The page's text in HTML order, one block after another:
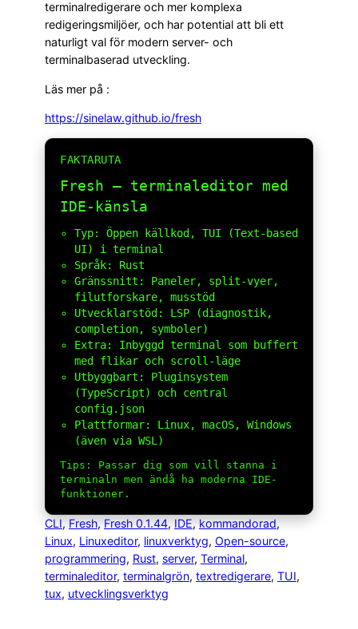
terminalredigerare och mer komplexa
redigeringsmiljöer, och har potential att bli ett
naturligt val för modern server- och
terminalbaserad utveckling.
Läs mer på :
https://sinelaw.github.io/fresh
FAKTARUTA
Fresh – terminaleditor med
IDE-känsla
Typ: Öppen källkod, TUI (Text-based
UI) i terminal
Språk: Rust
Gränssnitt: Paneler, split-vyer,
filutforskare, musstöd
Utvecklarstöd: LSP (diagnostik,
completion, symboler)
Extra: Inbyggd terminal som buffert
med flikar och scroll-läge
Utbyggbart: Pluginsystem
(TypeScript) och central
config.json
Plattformar: Linux, macOS, Windows
(även via WSL)
Tips: Passar dig som vill stanna i
terminaln men ändå ha moderna IDE-
funktioner.
CLI, Fresh, Fresh 0.1.44, IDE, kommandorad ,
Linux, Linuxeditor, linuxverktyg, Open-source
programmering, Rust, server, Terminal
terminaleditor, terminalgrön, textredigerare, TUI
tux, utvecklingsverktyg